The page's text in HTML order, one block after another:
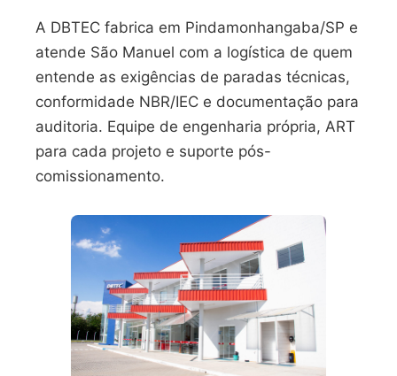
A DBTEC fabrica em Pindamonhangaba/SP e
atende São Manuel com a logística de quem
entende as exigências de paradas técnicas,
conformidade NBR/IEC e documentação para
auditoria. Equipe de engenharia própria, ART
para cada projeto e suporte pós-
comissionamento.